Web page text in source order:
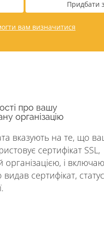
Придбати
вам визначитися
про вашу
організацію
вказують на те, що
сертифікат SSL,
організацією, і
сертифікат, статус